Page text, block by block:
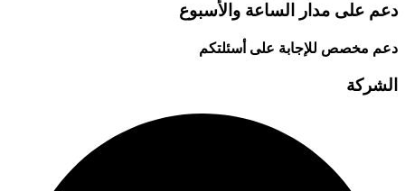
دعم على مدار الساعة والأسبوع
دعم مخصص للإجابة على أسئلتكم
الشركة